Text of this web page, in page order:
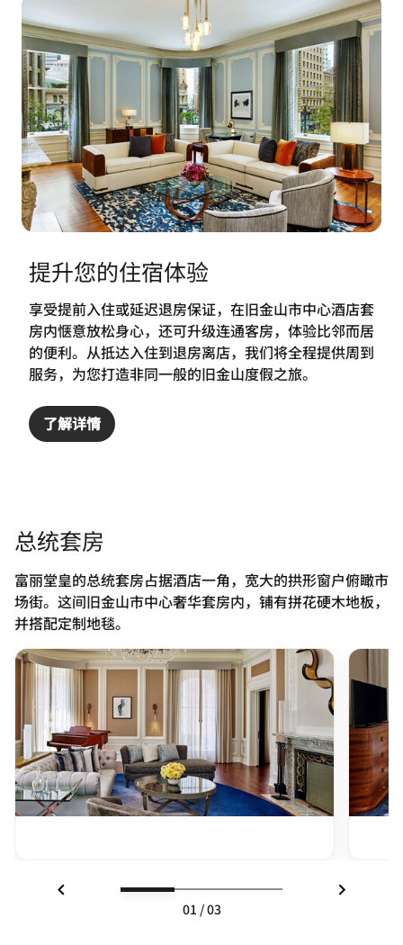
提升您的住宿体验
享受提前入住或延迟退房保证，在旧金山市中心酒店套
房内惬意放松身心，还可升级连通客房，体验比邻而居
的便利。从抵达入住到退房离店，我们将全程提供周到
服务，为您打造非同一般的旧金山度假之旅。
了解详情
总统套房
富丽堂皇的总统套房占据酒店一角，宽大的拱形窗户俯瞰市
场街。这间旧金山市中心奢华套房内，铺有拼花硬木地板，
并搭配定制地毯。
01 /03